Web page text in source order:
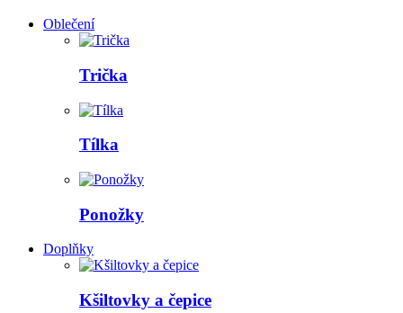
Oblečení
Trička
Tílka
Ponožky
Doplňky
Kšiltovky a čepice